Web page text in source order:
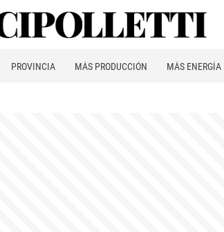
PROVINCIA MÁS PRODUCCIÓN MÁS ENERGÍA